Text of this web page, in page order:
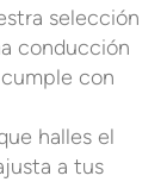
selección
conducción
con
halles el
a tus